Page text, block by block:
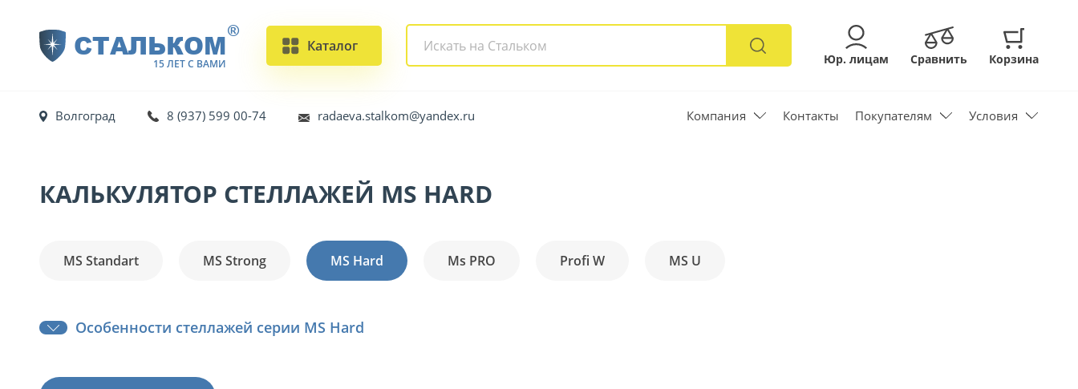
СТАЛЬКОМ
15 ЛЕТ С ВАМИ
®
Каталог
Юр. лицам Сравнить Корзина
Волгоград 8 (937) 599 00-74 radaeva.stalkom@yandex.ru Компания Контакты Покупателям Условия
КАЛЬКУЛЯТОР СТЕЛЛАЖЕЙ MS HARD
MS Standart MS Strong MS Hard Ms PRO Profi W MS U
Особенности стеллажей серии MS Hard